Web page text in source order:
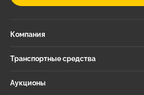
Компания
Транспортные средства
Аукционы